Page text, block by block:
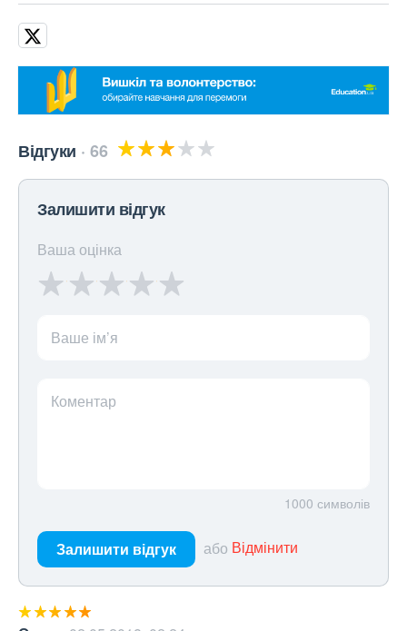
Відгуки 66
Залишити відгук
Ваша оцінка
Ваше ім’я
Коментар
1000 символів
Залишити відгук або Відмінити